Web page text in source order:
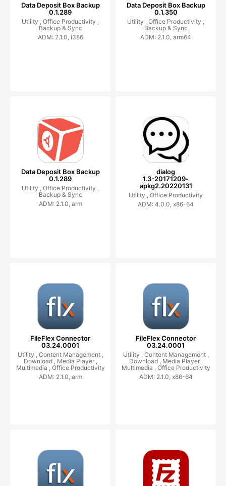
Data Deposit Box Backup
0.1.289
Utility , Office Productivity ,
Backup & Sync
ADM: 2.1.0, i386
Data Deposit Box Backup
0.1.350
Utility , Office Productivity ,
Backup & Sync
ADM: 2.1.0, arm64
Data Deposit Box Backup
0.1.289
Utility , Office Productivity ,
Backup & Sync
ADM: 2.1.0, arm
dialog
1.3-20171209-
apkg2.20220131
Utility , Office Productivity
ADM: 4.0.0, x86-64
FileFlex Connector
03.24.0001
Utility , Content Management ,
Download , Media Player ,
Multimedia , Office Productivity
ADM: 2.1.0, arm
FileFlex Connector
03.24.0001
Utility , Content Management ,
Download , Media Player ,
Multimedia , Office Productivity
ADM: 2.1.0, x86-64